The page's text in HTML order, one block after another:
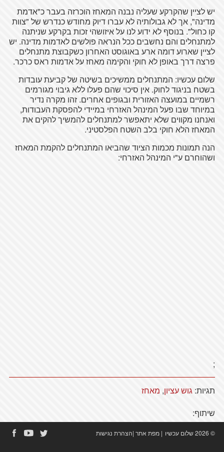
יש לציין שהקרקע שעליה נבנה המאחז הוכרזה בעבר כ"אדמת
מדינה", אך לא גבולותיה לא עברו דיוק מחודש כנדרש של "צוות
קו כחול". בנוסף לא ידוע לנו על איזושהי זכות בקרקע שניתנה
למתנחלים והם נחשבים ככל הנראה פולשים לאדמות מדינה. יש
לציין שארוע דומה ארע באוגוסט האחרון כשקבוצת מתנחלים
פרצה דרך באופן לא חוקי והקימה מאחז על אדמות ראס כרכר.
שלום עכשיו: המתנחלים ממשיכים בשיטה של קביעת עובדות
בשטח בניגוד לחוק. אין סיכוי שהם פעלו ללא גיבוי מגורמים
רשמיים במועצה האזורית ובגופים אחרים. זהו מקרה נדיר
במיוחד שבו פעל המינהל האזרחי במיידי להפסקת העבודות,
ואנחנו מקווים שלא יתאפשר למתנחלים להמשיך להקים את
המאחז הלא חוקי בלב השטח הפלסטיני.
הנה תמונות מכמות הציוד שהביאו המתנחלים להקמת המאחז
ושהוחרם ע"י המינהל האזרחי:
;
תגיות: גוש עציון, מאחז
שיתוף:
© 2026 שלום עכשיו | מפת אתר|הצהרת נגישות